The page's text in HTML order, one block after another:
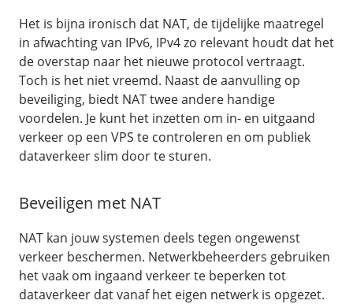
Het is bijna ironisch dat NAT, de tijdelijke maatregel
in afwachting van IPv6, IPv4 zo relevant houdt dat het
de overstap naar het nieuwe protocol vertraagt.
Toch is het niet vreemd. Naast de aanvulling op
beveiliging, biedt NAT twee andere handige
voordelen. Je kunt het inzetten om in- en uitgaand
verkeer op een VPS te controleren en om publiek
dataverkeer slim door te sturen.
Beveiligen met NAT
NAT kan jouw systemen deels tegen ongewenst
verkeer beschermen. Netwerkbeheerders gebruiken
het vaak om ingaand verkeer te beperken tot
dataverkeer dat vanaf het eigen netwerk is opgezet.